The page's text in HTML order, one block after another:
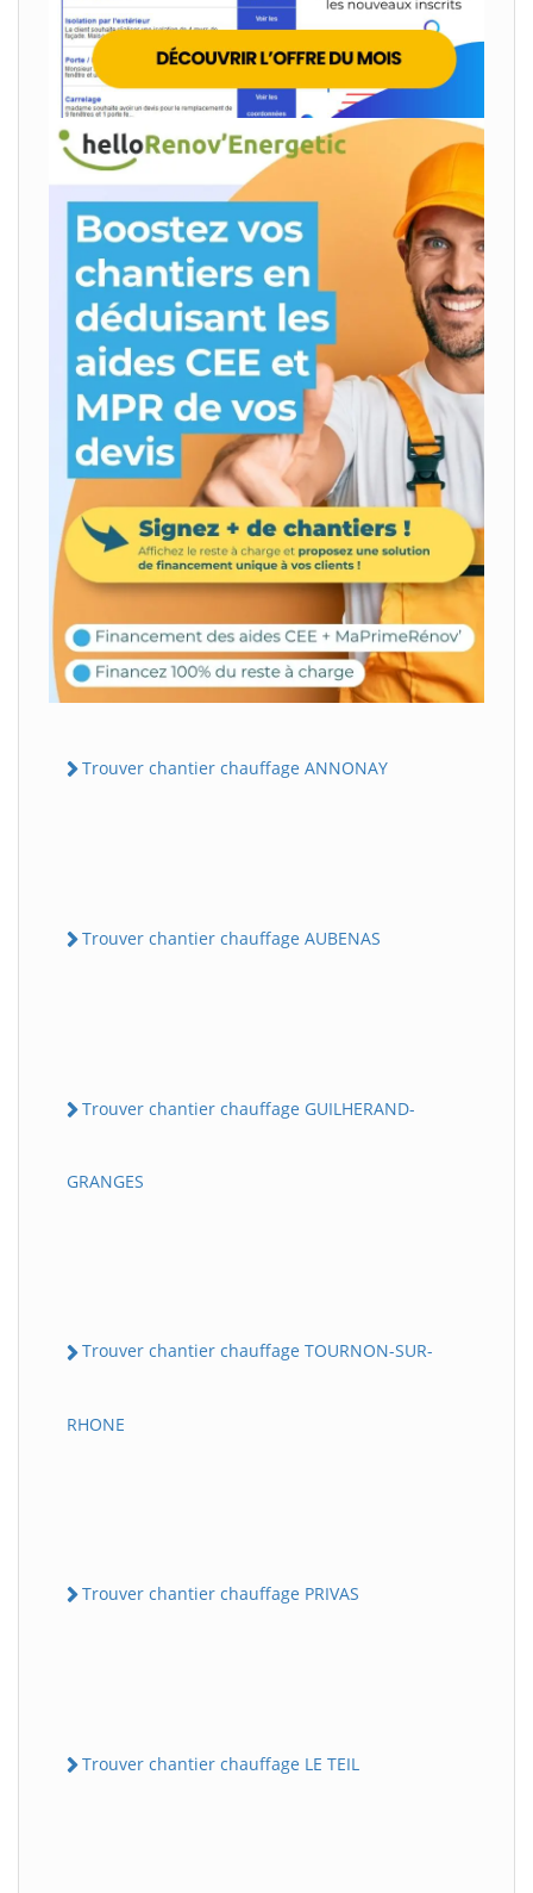
Trouver chantier chauffage ANNONAY
Trouver chantier chauffage AUBENAS
Trouver chantier chauffage GUILHERAND-
GRANGES
Trouver chantier chauffage TOURNON-SUR-
RHONE
Trouver chantier chauffage PRIVAS
Trouver chantier chauffage LE TEIL